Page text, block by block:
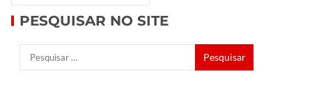
PESQUISAR NO SITE